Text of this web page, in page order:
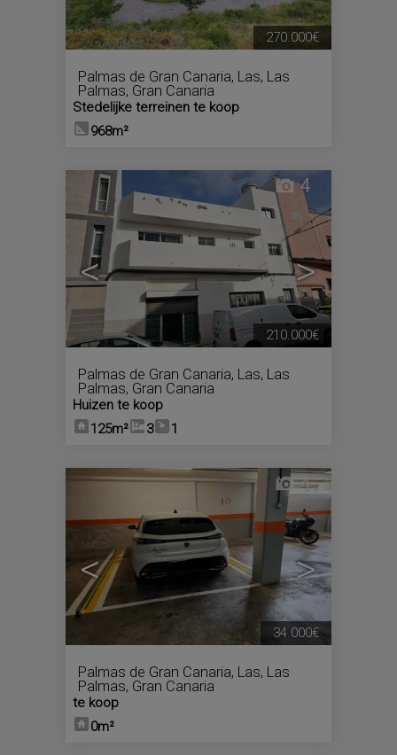
Palmas de Gran Canaria, Las, Las
Palmas, Gran Canaria
Stedelijke terreinen te koop
968m²
270.000€
< >
4
Palmas de Gran Canaria, Las, Las
Palmas, Gran Canaria
Huizen te koop
125m²
3 1
210.000€
< >
4
Palmas de Gran Canaria, Las, Las
Palmas, Gran Canaria
te koop
0m²
34.000€